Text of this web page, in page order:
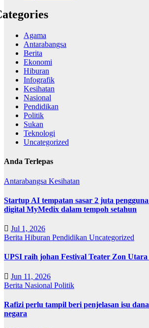
Agama
Antarabangsa
Berita
Ekonomi
Hiburan
Infografik
Kesihatan
Nasional
Pendidikan
Politik
Sukan
Teknologi
Uncategorized
Anda Terlepas
Antarabangsa Kesihatan
Startup AI tempatan sasar 2 juta
digital MyMedix dalam tempoh setahun
Jul 1, 2026
Berita Hiburan Pendidikan Uncategorized
UPSI raih johan Festival Teater Zon Utara
Jun 11, 2026
Berita Nasional Politik
Rafizi perlu tampil beri penjelasan isu
negara